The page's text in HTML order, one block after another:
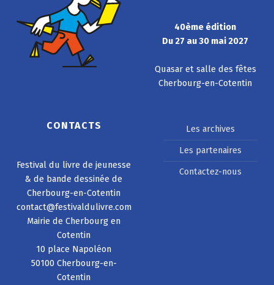
40ème édition
Du 27 au 30 mai 2027
Quasar et salle des fêtes
Cherbourg-en-Cotentin
CONTACTS
Festival du livre de jeunesse
& de bande dessinée de
Cherbourg-en-Cotentin
contact@festivaldulivre.com
Mairie de Cherbourg en
Cotentin
10 place Napoléon
50100 Cherbourg-en-
Cotentin
Les archives
Les partenaires
Contactez-nous